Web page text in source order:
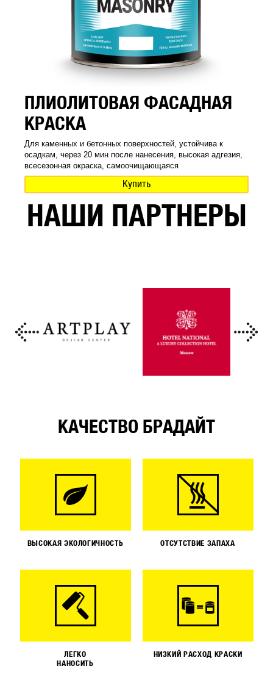
ПЛИОЛИТОВАЯ ФАСАДНАЯ
КРАСКА
Для каменных и бетонных поверхностей, устойчива к
осадкам, через 20 мин после нанесения, высокая адгезия,
всесезонная окраска, самоочищающаяся
Купить
НАШИ ПАРТНЕРЫ
КАЧЕСТВО БРАДАЙТ
ВЫСОКАЯ ЭКОЛОГИЧНОСТЬ ОТСУТСТВИЕ ЗАПАХА
ЛЕГКО
НАНОСИТЬ
НИЗКИЙ РАСХОД КРАСКИ